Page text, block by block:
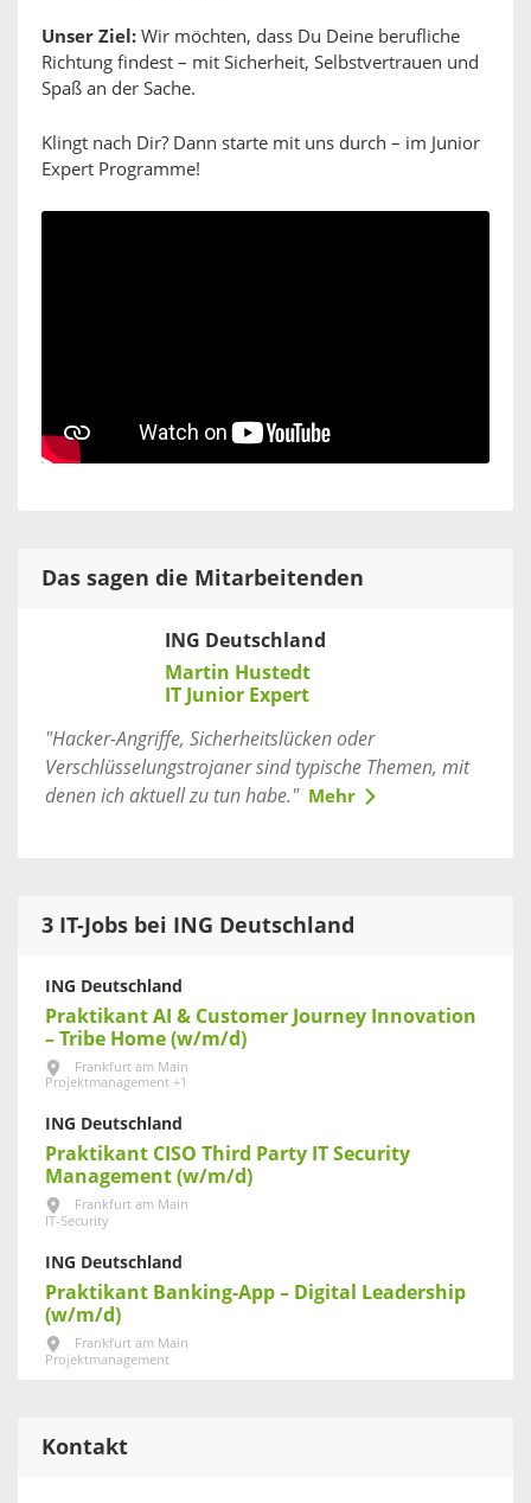
Unser Ziel: Wir möchten, dass Du Deine berufliche
Richtung findest – mit Sicherheit, Selbstvertrauen und
Spaß an der Sache.
Klingt nach Dir? Dann starte mit uns durch – im Junior
Expert Programme!
Das sagen die Mitarbeitenden
ING Deutschland
Martin Hustedt
IT Junior Expert
"Hacker-Angriffe, Sicherheitslücken oder
Verschlüsselungstrojaner sind typische Themen, mit
denen ich aktuell zu tun habe." Mehr
3 IT-Jobs bei ING Deutschland
ING Deutschland
Praktikant AI & Customer Journey Innovation
– Tribe Home (w/m/d)
Frankfurt am Main
Projektmanagement +1
ING Deutschland
Praktikant CISO Third Party IT Security
Management (w/m/d)
Frankfurt am Main
IT-Security
ING Deutschland
Praktikant Banking-App – Digital Leadership
(w/m/d)
Frankfurt am Main
Projektmanagement
Kontakt